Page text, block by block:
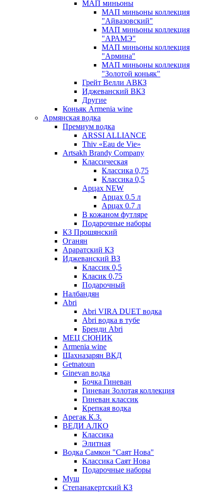
МАП миньоны
МАП миньоны коллекция
"Айвазовский"
МАП миньоны коллекция
"АРАМЭ"
МАП миньоны коллекция
"Армина"
МАП миньоны коллекция
"Золотой коньяк"
Грейт Велли АВКЗ
Иджеванский ВКЗ
Другие
Коньяк Armenia wine
Армянская водка
Премиум водка
ARSSI ALLIANCE
Thiv «Eau de Vie»
Artsakh Brandy Company
Классическая
Классика 0,75
Классика 0,5
Арцах NEW
Арцах 0.5 л
Арцах 0.7 л
В кожаном футляре
Подарочные наборы
КЗ Прошянский
Оганян
Араратский КЗ
Иджеванский ВЗ
Классик 0,5
Класик 0,75
Подарочный
Налбандян
Abri
Abri VIRA DUET водка
Abri водка в тубе
Бренди Abri
МЕЦ СЮНИК
Armenia wine
Шахназарян ВКД
Getnatoun
Ginevan водка
Бочка Гиневан
Гиневан Золотая коллекция
Гиневан классик
Крепкая водка
Арегак К.З.
ВЕДИ АЛКО
Классика
Элитная
Водка Самкон "Саят Нова"
Классика Саят Нова
Подарочные наборы
Муш
Степанакертский КЗ